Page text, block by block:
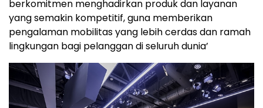
berkomitmen menghadirkan produk dan layanan
yang semakin kompetitif, guna memberikan
pengalaman mobilitas yang lebih cerdas dan ramah
lingkungan bagi pelanggan di seluruh dunia’